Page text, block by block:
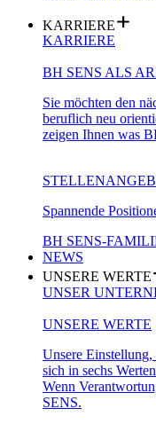
KARRIERE
KARRIERE
BH SENS ALS
Sie möchten den
beruflich neu
zeigen Ihnen was
Spannende
BH SENS-
NEWS
UNSERE WERTE
UNSER
UNSERE WERTE
Unsere Einstellung,
sich in sechs
Wenn
SENS.